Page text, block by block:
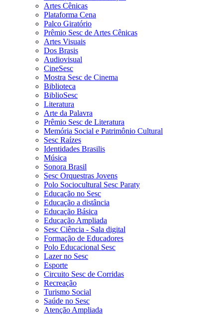
Artes Cênicas
Plataforma Cena
Palco Giratório
Prêmio Sesc de Artes Cênicas
Artes Visuais
Dos Brasis
Audiovisual
CineSesc
Mostra Sesc de Cinema
Biblioteca
BiblioSesc
Literatura
Arte da Palavra
Prêmio Sesc de Literatura
Memória Social e Patrimônio Cultural
Sesc Raízes
Identidades Brasilis
Música
Sonora Brasil
Sesc Orquestras Jovens
Polo Sociocultural Sesc Paraty
Educação no Sesc
Educação a distância
Educação Básica
Educação Ampliada
Sesc Ciência - Sala digital
Formação de Educadores
Polo Educacional Sesc
Lazer no Sesc
Esporte
Circuito Sesc de Corridas
Recreação
Turismo Social
Saúde no Sesc
Atenção Ampliada